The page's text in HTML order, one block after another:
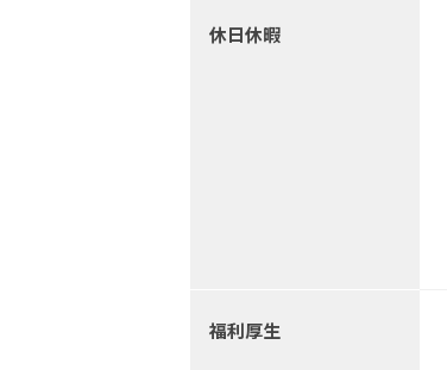
休日休暇
福利厚生